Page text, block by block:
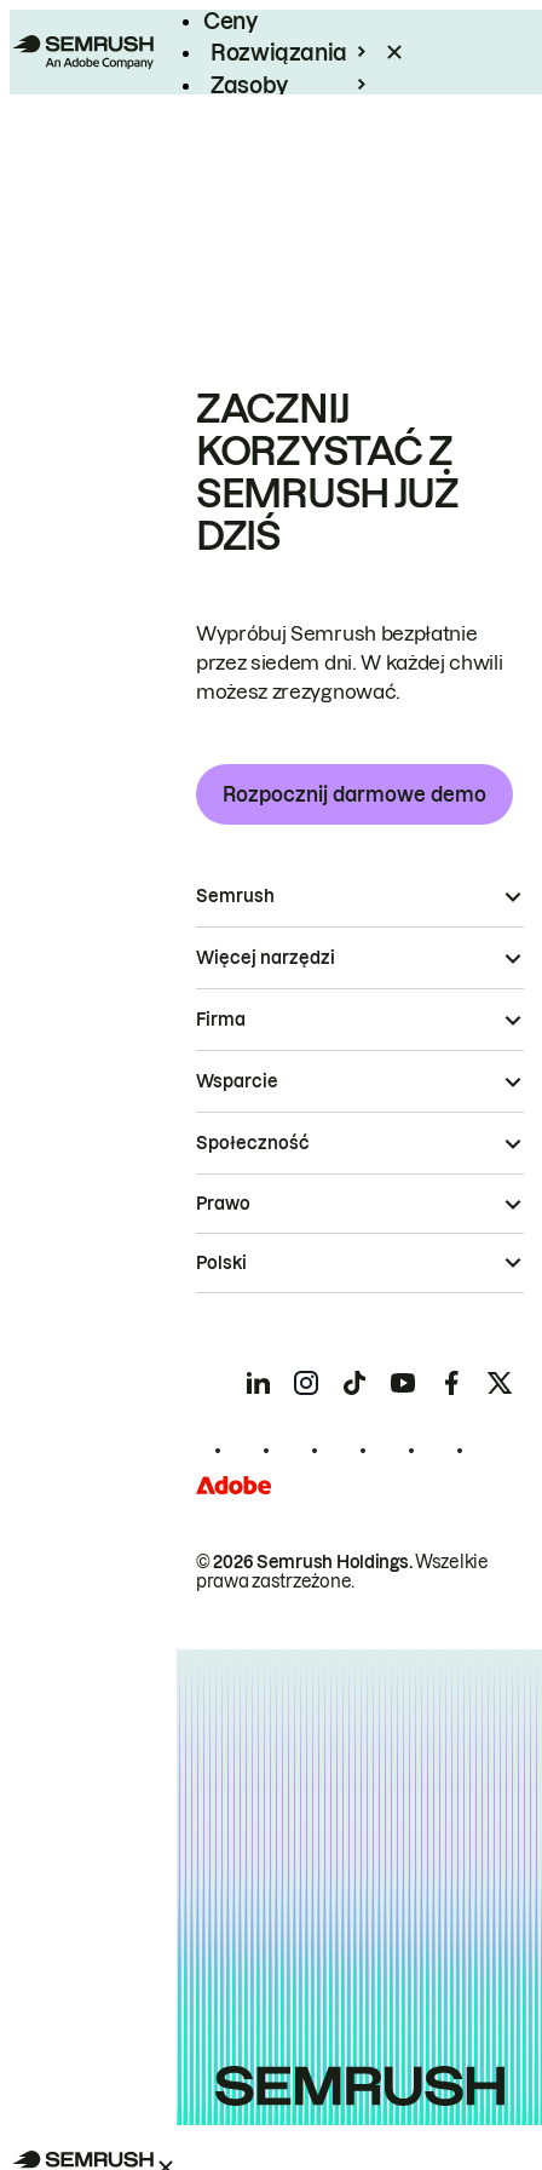
Ceny
Rozwiązania
Zasoby
ZACZNIJ
KORZYSTAĆ Z
SEMRUSH JUŻ
DZIŚ
Wypróbuj Semrush bezpłatnie
przez siedem dni. W każdej chwili
możesz zrezygnować.
Rozpocznij darmowe demo
Semrush
Więcej narzędzi
Firma
Wsparcie
Społeczność
© 2026 Semrush Holdings.Wszelkie
prawa zastrzeżone.
Prawo
Polski